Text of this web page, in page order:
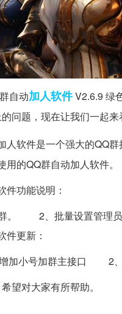
自动加人软件V2.6.9 绿
问题，现在让我们一起来
软件是一个强大的QQ群
的QQ群自动加人软件。
件功能说明：
。 2、批量设置管理
件更新：
号加群主接口 2、增
望对大家有所帮助。